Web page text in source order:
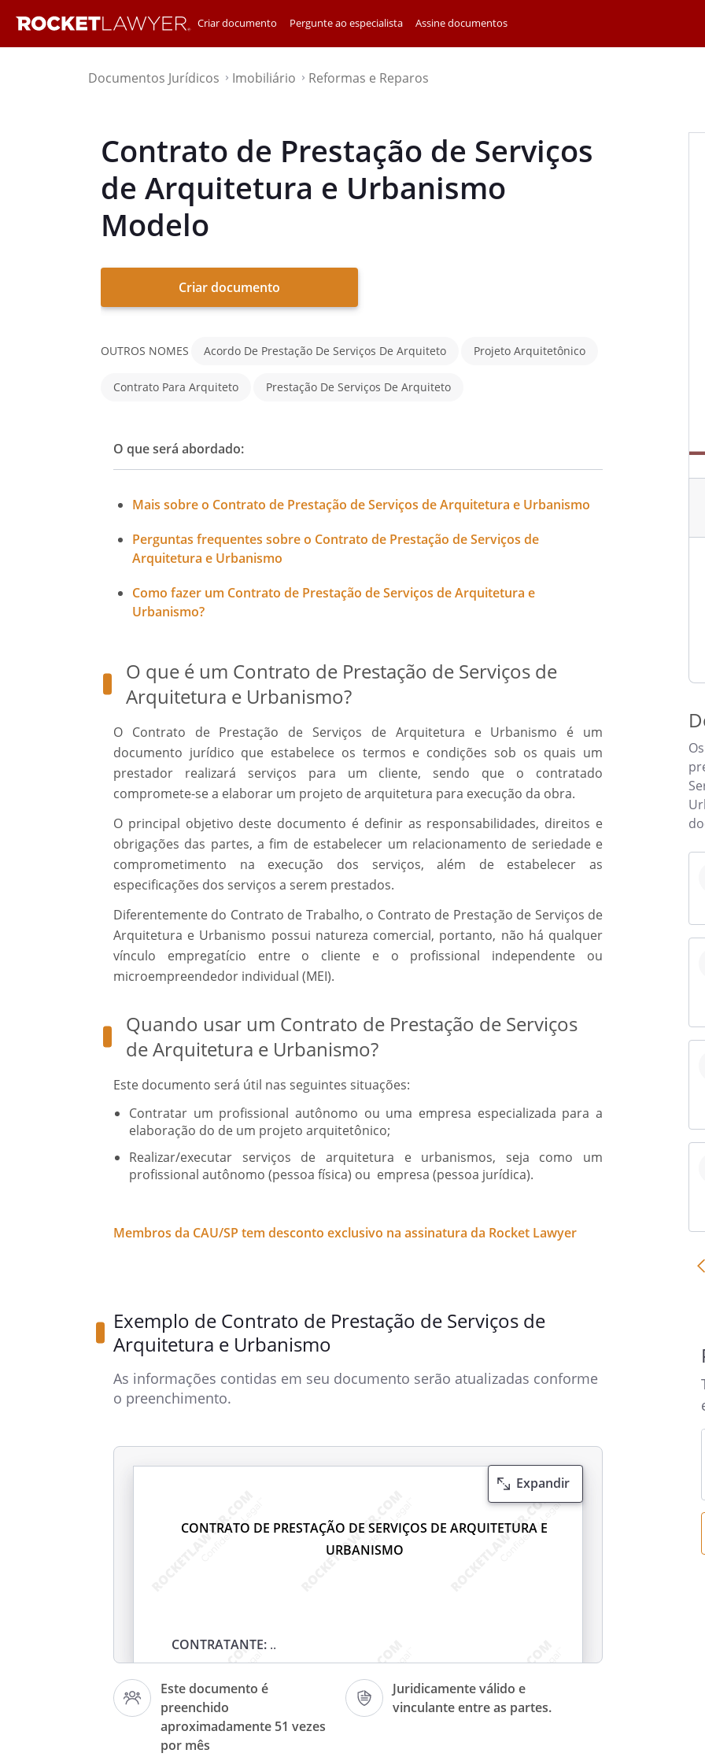
Criar documento Pergunte ao especialista Assine documentos
Documentos Jurídicos⌃ Imobiliário⌃ Reformas e Reparos
Contrato de Prestação de Serviços
de Arquitetura e Urbanismo
Modelo
Criar documento
OUTROS NOMES Acordo De Prestação De Serviços De Arquiteto Projeto Arquitetônico
Contrato Para Arquiteto Prestação De Serviços De Arquiteto
O que será abordado:
Mais sobre o Contrato de Prestação de Serviços de Arquitetura e Urbanismo
Perguntas frequentes sobre o Contrato de Prestação de Serviços de
Arquitetura e Urbanismo
Como fazer um Contrato de Prestação de Serviços de Arquitetura e
Urbanismo?
O que é um Contrato de Prestação de Serviços de
Arquitetura e Urbanismo?
O Contrato de Prestação de Serviços de Arquitetura e Urbanismo é um
documento jurídico que estabelece os termos e condições sob os quais um
prestador realizará serviços para um cliente, sendo que o contratado
compromete-se a elaborar um projeto de arquitetura para execução da obra.
O principal objetivo deste documento é definir as responsabilidades, direitos e
obrigações das partes, a fim de estabelecer um relacionamento de seriedade e
comprometimento na execução dos serviços, além de estabelecer as
especificações dos serviços a serem prestados.
Diferentemente do Contrato de Trabalho, o Contrato de Prestação de Serviços de
Arquitetura e Urbanismo possui natureza comercial, portanto, não há qualquer
vínculo empregatício entre o cliente e o profissional independente ou
microempreendedor individual (MEI).
Quando usar um Contrato de Prestação de Serviços
de Arquitetura e Urbanismo?
Este documento será útil nas seguintes situações:
Contratar um profissional autônomo ou uma empresa especializada para a
elaboração do de um projeto arquitetônico;
Realizar/executar serviços de arquitetura e urbanismos, seja como um
profissional autônomo (pessoa física) ou empresa (pessoa jurídica).
Membros da CAU/SP tem desconto exclusivo na assinatura da Rocket Lawyer
Exemplo de Contrato de Prestação de Serviços de
Arquitetura e Urbanismo
As informações contidas em seu documento serão atualizadas conforme
o preenchimento.
Este documento é
preenchido
aproximadamente 51 vezes
por mês
Juridicamente válido e
vinculante entre as partes.
Expandir
CONTRATO DE PRESTAÇÃO DE SERVIÇOS DE ARQUITETURA E
URBANISMO
CONTRATANTE: ..
CONTRATADO(A):